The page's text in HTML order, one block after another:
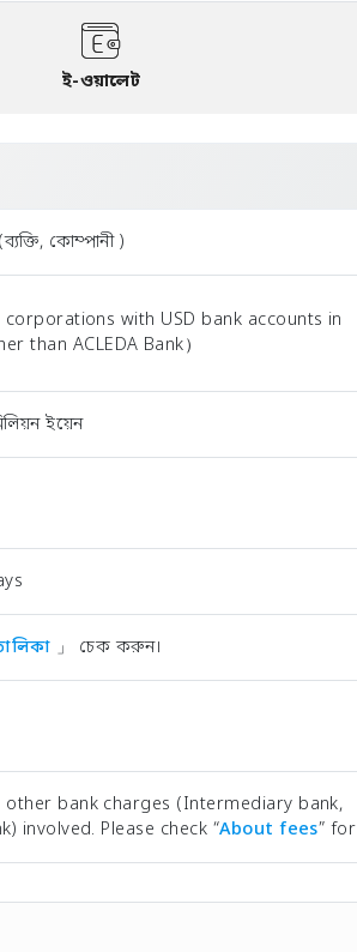
ই-ওয়ালেট
কোম্পানী )
with USD bank accounts in
than ACLEDA Bank）
ইয়েন
」 চেক করুন।
other bank charges (Intermediary bank,
involved. Please check “About fees”